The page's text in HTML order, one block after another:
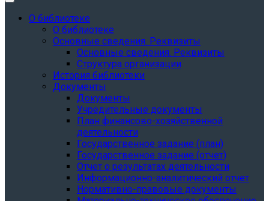
О библиотеке
О библиотеке
Основные сведения. Реквизиты
Основные сведения. Реквизиты
Структура организации
История библиотеки
Документы
Документы
Учредительные документы
План финансово-хозяйственной
деятельности
Государственное задание (план)
Государственное задание (отчет)
Отчет о результатах деятельности
Информационно-аналитический отчет
Нормативно-правовые документы